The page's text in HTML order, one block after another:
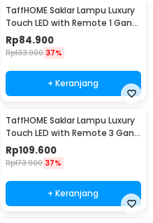
TaffHOME Saklar Lampu Luxury
Touch LED with Remote 1 Gang
- XJG-DH001
Rp84.900
Rp133.900 37%
+ Keranjang
TaffHOME Saklar Lampu Luxury
Touch LED with Remote 3 Gang
- XJG-DH001
Rp109.600
Rp173.900 37%
+ Keranjang